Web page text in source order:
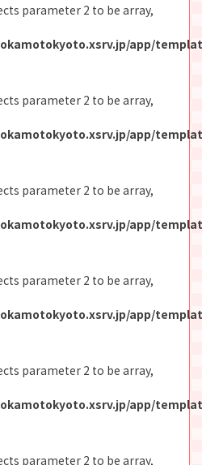
parameter 2 to be array,
app/
parameter 2 to be array,
app/
parameter 2 to be array,
app/
parameter 2 to be array,
app/
parameter 2 to be array,
app/
parameter 2 to be array,